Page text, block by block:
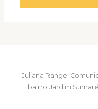
Juliana Rangel
bairro Jardim